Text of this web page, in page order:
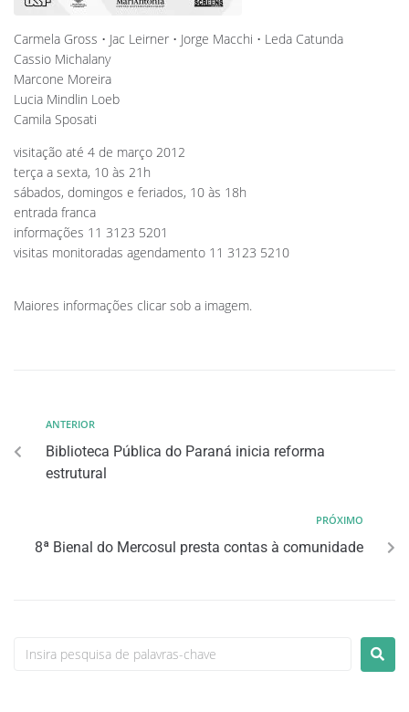
Carmela Gross • Jac Leirner • Jorge Macchi • Leda Catunda
Cassio Michalany
Marcone Moreira
Lucia Mindlin Loeb
Camila Sposati
visitação até 4 de março 2012
terça a sexta, 10 às 21h
sábados, domingos e feriados, 10 às 18h
entrada franca
informações 11 3123 5201
visitas monitoradas agendamento 11 3123 5210
Maiores informações clicar sob a imagem.
ANTERIOR
Biblioteca Pública do Paraná inicia reforma
estrutural
PRÓXIMO
8ª Bienal do Mercosul presta contas à comunidade